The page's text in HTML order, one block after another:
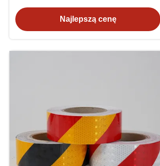
naklejki na ciężarówce dla pojazdów
Najlepszą cenę